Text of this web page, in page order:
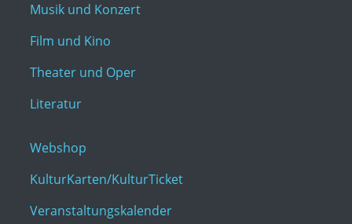
Musik und Konzert
Film und Kino
Theater und Oper
Literatur
Webshop
KulturKarten/KulturTicket
Veranstaltungskalender